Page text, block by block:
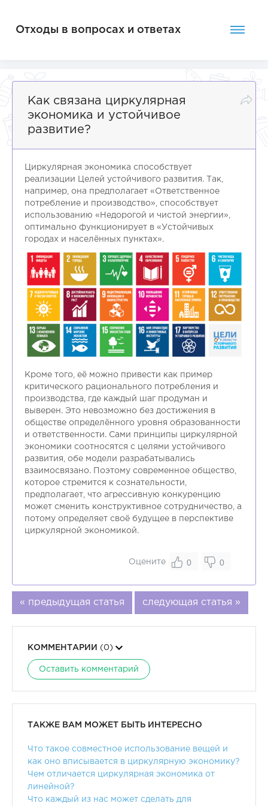
Отходы в вопросах и ответах
Как связана циркулярная
экономика и устойчивое
развитие?
Циркулярная экономика способствует
реализации Целей устойчивого развития. Так,
например, она предполагает «Ответственное
потребление и производство», способствует
использованию «Недорогой и чистой энергии»,
оптимально функционирует в «Устойчивых
городах и населённых пунктах».
Кроме того, её можно привести как пример
критического рационального потребления и
производства, где каждый шаг продуман и
выверен. Это невозможно без достижения в
обществе определённого уровня образованности
и ответственности. Сами принципы циркулярной
экономики соотносятся с целями устойчивого
развития, обе модели разрабатывались
взаимосвязано. Поэтому современное общество,
которое стремится к сознательности,
предполагает, что агрессивную конкуренцию
может сменить конструктивное сотрудничество, а
потому определяет своё будущее в перспективе
циркулярной экономикой.
Оцените 0 0
« предыдущая статья следующая статья »
КОММЕНТАРИИ (0)
Оставить комментарий
ТАКЖЕ ВАМ МОЖЕТ БЫТЬ ИНТЕРЕСНО
Что такое совместное использование вещей и
как оно вписывается в циркулярную экономику?
Чем отличается циркулярная экономика от
линейной?
Что каждый из нас может сделать для